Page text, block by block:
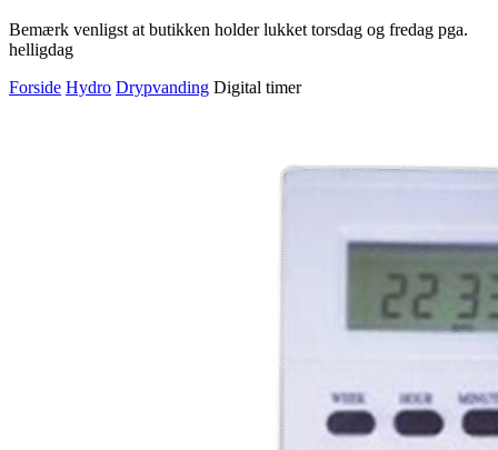
Bemærk venligst at butikken holder lukket torsdag og fredag pga.
helligdag
Forside Hydro Drypvanding Digital timer